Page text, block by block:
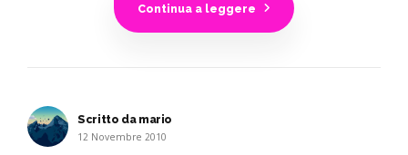
Continua a leggere
Scritto da mario
12 Novembre 2010